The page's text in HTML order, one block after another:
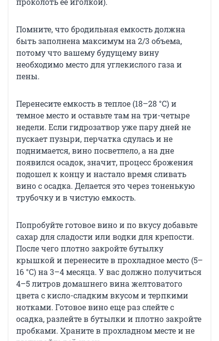
Помните, что бродильная емкость должна
быть заполнена максимум на 2/3 объема,
потому что вашему будущему вину
необходимо место для углекислого газа и
пены.
Перенесите емкость в теплое (18–28 °C) и
темное место и оставьте там на три-четыре
недели. Если гидрозатвор уже пару дней не
пускает пузыри, перчатка сдулась и не
поднимается, вино посветлело, а на дне
появился осадок, значит, процесс брожения
подошел к концу и настало время сливать
вино с осадка. Делается это через тоненькую
трубочку и в чистую емкость.
Попробуйте готовое вино и по вкусу добавьте
сахар для сладости или водки для крепости.
После чего плотно закройте бутылку
крышкой и перенесите в прохладное место (5–
16 °C) на 3–4 месяца. У вас должно получиться
4–5 литров домашнего вина желтоватого
цвета с кисло-сладким вкусом и терпкими
нотками. Готовое вино еще раз слейте с
осадка, разлейте в бутылки и плотно закройте
пробками. Храните в прохладном месте и не